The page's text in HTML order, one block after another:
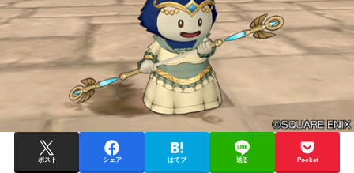
ポスト シェア はてブ 送る Pocket